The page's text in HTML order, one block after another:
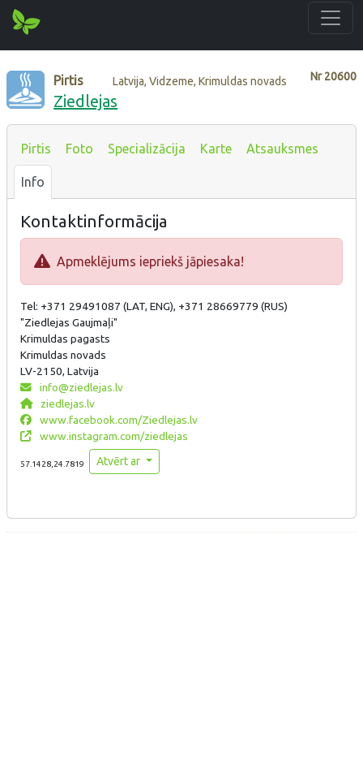
Nr20600
Pirtis Latvija, Vidzeme, Krimuldas novads
Ziedlejas
Pirtis Foto Specializācija Karte Atsauksmes
Info
Kontaktinformācija
Apmeklējums iepriekš jāpiesaka!
Tel: +371 29491087 (LAT, ENG), +371 28669779 (RUS)
"Ziedlejas Gaujmaļi"
Krimuldas pagasts
Krimuldas novads
LV-2150, Latvija
info@ziedlejas.lv
ziedlejas.lv
www.facebook.com/Ziedlejas.lv
www.instagram.com/ziedlejas
57.1428,24.7819 Atvērt ar